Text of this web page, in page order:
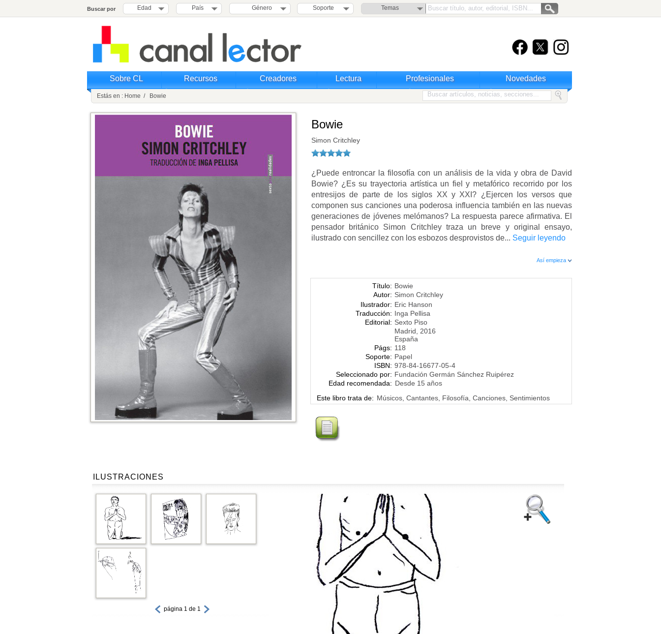
Buscar por Edad País Género Soporte Temas
Sobre CL Recursos Creadores Lectura Profesionales Novedades
Estás en : Home / Bowie
Bowie
Simon Critchley
¿Puede entroncar la filosofía con un análisis de la vida y obra de David
Bowie? ¿Es su trayectoria artística un fiel y metafórico recorrido por los
entresijos de parte de los siglos XX y XXI? ¿Ejercen los versos que
componen sus canciones una poderosa influencia también en las nuevas
generaciones de jóvenes melómanos? La respuesta parece afirmativa. El
pensador británico Simon Critchley traza un breve y original ensayo,
ilustrado con sencillez con los esbozos desprovistos de... Seguir leyendo
Así empieza
Título: Bowie
Autor: Simon Critchley
Ilustrador: Eric Hanson
Traducción: Inga Pellisa
Editorial: Sexto Piso
Madrid, 2016
España
Págs: 118
Soporte: Papel
ISBN: 978-84-16677-05-4
Seleccionado por: Fundación Germán Sánchez Ruipérez
Edad recomendada: Desde 15 años
Este libro trata de: Músicos, Cantantes, Filosofía, Canciones, Sentimientos
ILUSTRACIONES
página 1 de 1